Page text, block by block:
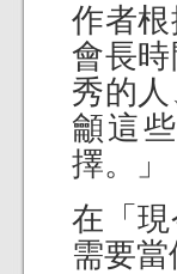
作者
會長
秀的
龥這
擇。」
在「
需要當